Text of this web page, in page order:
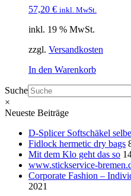
57,20 € inkl. MwSt.
inkl. 19 % MwSt.
zzgl. Versandkosten
In den Warenkorb
Suche
×
Neueste Beiträge
D-Splicer Softschäkel
Fidlock hermetic dry bags
Mit dem Klo geht das so
www.stickservice-
Corporate Fashion –
2021